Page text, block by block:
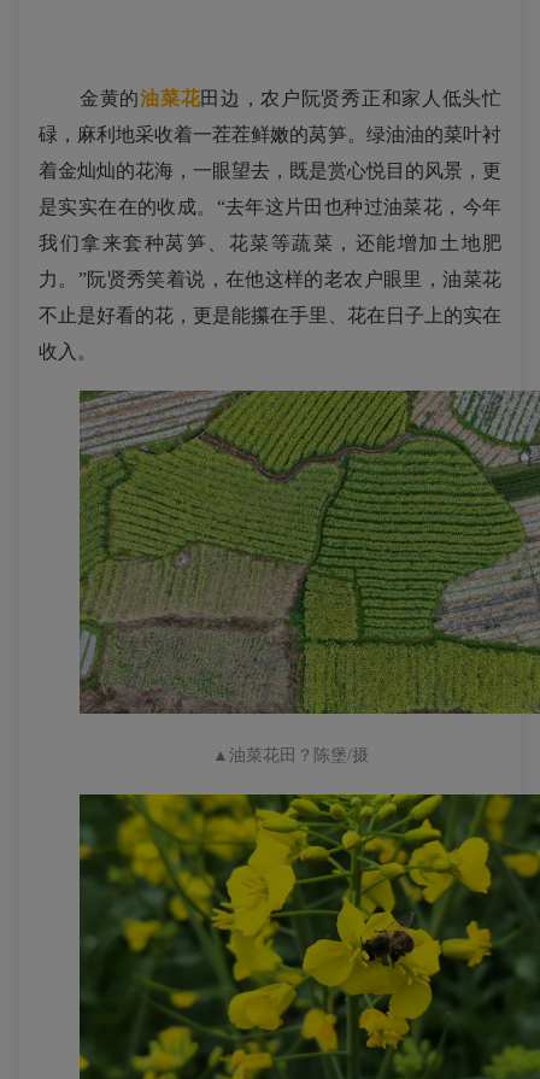
金黄的油菜花田边，农户阮贤秀正和家人低头忙
碌，麻利地采收着一茬茬鲜嫩的莴笋。绿油油的菜叶衬
着金灿灿的花海，一眼望去，既是赏心悦目的风景，更
是实实在在的收成。 “去年这片田也种过油菜花，今年
我们拿来套种莴笋 、花菜等蔬菜，还能增加土地肥
力。”阮贤秀笑着说，在他这样的老农户眼里，油菜花
不止是好看的花，更是能攥在手里、花在日子上的实在
收入。
▲ 油菜花田 ？陈堡/摄